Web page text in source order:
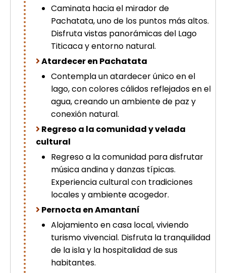
Caminata hacia el mirador de
Pachatata, uno de los puntos más altos.
Disfruta vistas panorámicas del Lago
Titicaca y entorno natural.
Atardecer en Pachatata
Contempla un atardecer único en el
lago, con colores cálidos reflejados en el
agua, creando un ambiente de paz y
conexión natural.
Regreso a la comunidad y velada
cultural
Regreso a la comunidad para disfrutar
música andina y danzas típicas.
Experiencia cultural con tradiciones
locales y ambiente acogedor.
Pernocta en Amantaní
Alojamiento en casa local, viviendo
turismo vivencial. Disfruta la tranquilidad
de la isla y la hospitalidad de sus
habitantes.